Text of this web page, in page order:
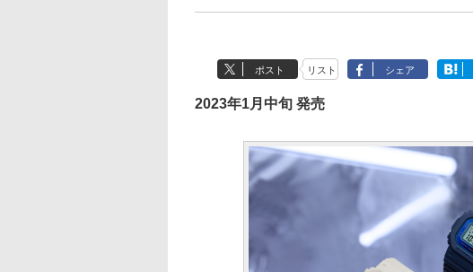
ポスト リスト シェア
2023年1月中旬 発売